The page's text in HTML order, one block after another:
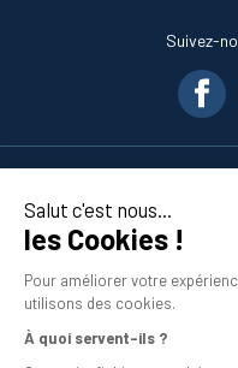
Salut c'est nous...
les Cookies !
Pour améliorer votre
utilisons des cookies.
À quoi servent-ils ?
Suivez-
En savoir plus